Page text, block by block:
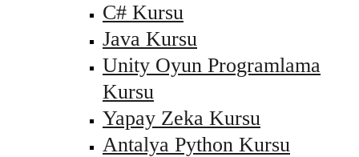
C# Kursu
Java Kursu
Unity Oyun Programlama
Kursu
Yapay Zeka Kursu
Antalya Python Kursu